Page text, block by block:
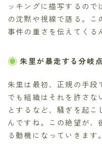
ッキングに描写するので
の沈黙や視線で語る。こ
事件の重さを伝えてくる
朱里が暴走する分岐点
朱里は最初、正規の手段
でも組織はそれを許さな
とするなど、騒ぎを起こ
んですね。この絶望が、
る動機になっていきます。